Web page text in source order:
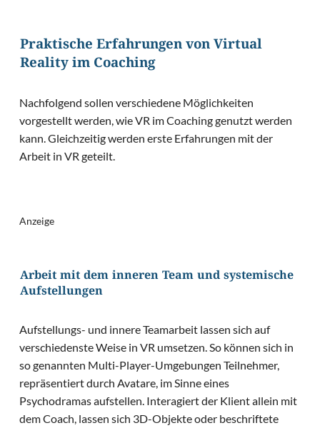
Praktische Erfahrungen von Virtual
Reality im Coaching
Nachfolgend sollen verschiedene Möglichkeiten
vorgestellt werden, wie VR im Coaching genutzt werden
kann. Gleichzeitig werden erste Erfahrungen mit der
Arbeit in VR geteilt.
Anzeige
Arbeit mit dem inneren Team und systemische
Aufstellungen
Aufstellungs- und innere Teamarbeit lassen sich auf
verschiedenste Weise in VR umsetzen. So können sich in
so genannten Multi-Player-Umgebungen Teilnehmer,
repräsentiert durch Avatare, im Sinne eines
Psychodramas aufstellen. Interagiert der Klient allein mit
dem Coach, lassen sich 3D-Objekte oder beschriftete